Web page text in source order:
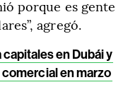
porque es gente
agregó.
en Dubái y
en marzo